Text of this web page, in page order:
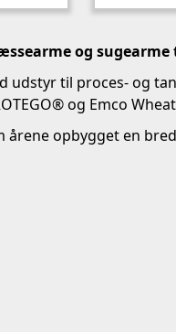
og
udstyr til proces- og
og Emco
årene opbygget en